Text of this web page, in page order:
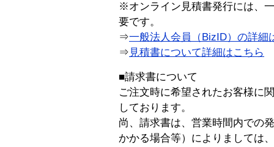
※オンライン見積書発行には、
要です。
⇒一般法人会員（BizID）の詳細
⇒ 見積書について詳細はこちら
■請求書について
ご注文時に希望されたお客様に
しております。
尚、請求書は、営業時間内での
かかる場合等）によりましては